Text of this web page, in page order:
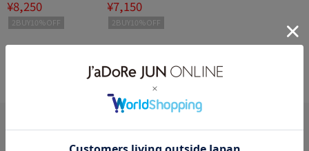
OW / LEO
¥8,250
2BUY10%OFF
¥7,150
2BUY10%OFF
HELP